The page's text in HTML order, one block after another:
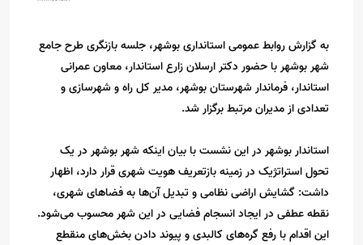
به گزارش روابط عمومی استانداری بوشهر، جلسه بازنگری طرح جامع
شهر بوشهر با حضور دکتر ارسلان زارع استاندار، معاون عمرانی
استاندار، فرماندار شهرستان بوشهر، مدیر کل راه و شهرسازی و
تعدادی از مدیران مرتبط برگزار شد.
استاندار بوشهر در این نشست با بیان اینکه شهر بوشهر در یک
تحول استراتژیک در زمینه بازتعریف هویت شهری قرار دارد، اظهار
داشت: گشایش اراضی نظامی و تبدیل آن‌ها به فضاهای شهری،
نقطه عطفی در ایجاد انسجام فضایی در این شهر محسوب می‌شود.
این اقدام با رفع گره‌های کالبدی و پیوند دادن بخش‌های منقطع